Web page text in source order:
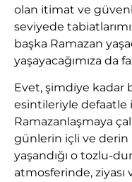
olan itimat ve
seviyede
başka Ramazan
yaşayacağımıza da
Evet, şimdiye kadar
esintileriyle defaatle
Ramazanlaşmaya
günlerin içli ve derin
yaşandığı o tozlu-
atmosferinde,